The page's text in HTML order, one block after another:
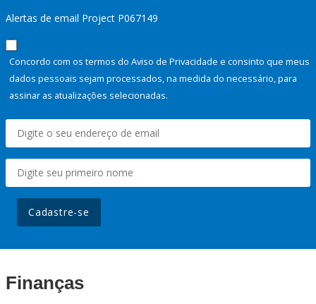
Alertas de email Project P067149
Concordo com os termos do Aviso de Privacidade e consinto que meus
dados pessoais sejam processados, na medida do necessário, para
assinar as atualizações selecionadas.
Cadastre-se
Finanças